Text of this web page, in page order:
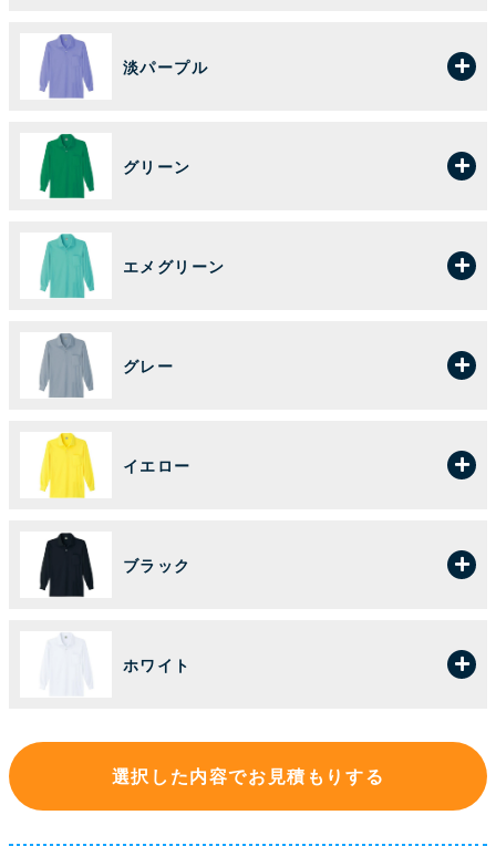
淡パープル
グリーン
エメグリーン
グレー
イエロー
ブラック
ホワイト
選択した内容でお見積もりする